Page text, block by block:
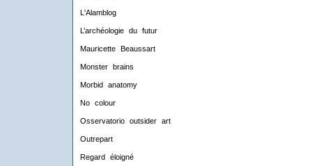
L'Alamblog
L’archéologie du futur
Mauricette Beaussart
Monster brains
Morbid anatomy
No colour
Osservatorio outsider art
Outrepart
Regard éloigné